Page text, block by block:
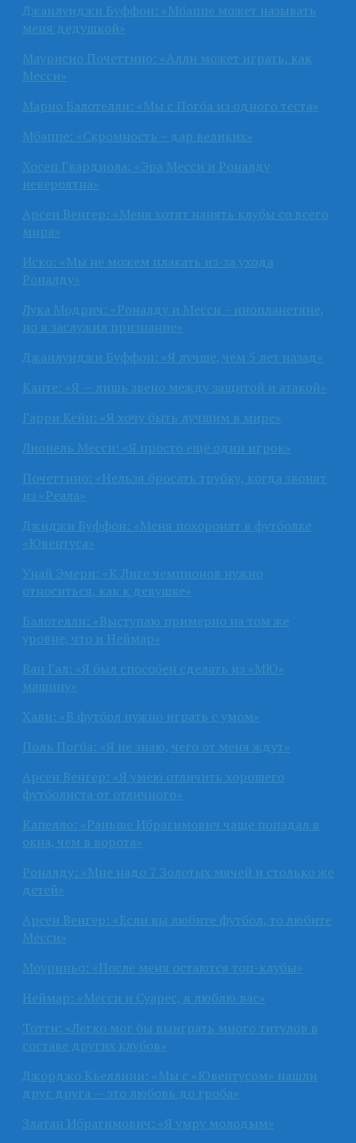
Джанлуиджи Буффон: «Мбаппе может называть
меня дедушкой»
Маурисио Почеттино: «Алли может играть, как
Месси»
Марио Балотелли: «Мы с Погба из одного теста»
Мбаппе: «Скромность – дар великих»
Хосеп Гвардиола: «Эра Месси и Роналду
невероятна»
Арсен Венгер: «Меня хотят нанять клубы со всего
мира»
Иско: «Мы не можем плакать из-за ухода
Роналду»
Лука Модрич: «Роналду и Месси – инопланетяне,
но я заслужил признание»
Джанлуиджи Буффон: «Я лучше, чем 5 лет назад»
Канте: «Я — лишь звено между защитой и атакой»
Гарри Кейн: «Я хочу быть лучшим в мире»
Лионель Месси: «Я просто ещё один игрок»
Почеттино: «Нельзя бросать трубку, когда звонят
из «Реала»
Джиджи Буффон: «Меня похоронят в футболке
«Ювентуса»
Унай Эмери: «К Лиге чемпионов нужно
относиться, как к девушке»
Балотелли: «Выступаю примерно на том же
уровне, что и Неймар»
Ван Гал: «Я был способен сделать из «МЮ»
машину»
Хави: «В футбол нужно играть с умом»
Поль Погба: «Я не знаю, чего от меня ждут»
Арсен Венгер: «Я умею отличить хорошего
футболиста от отличного»
Капелло: «Раньше Ибрагимович чаще попадал в
окна, чем в ворота»
Роналду: «Мне надо 7 Золотых мячей и столько же
детей»
Арсен Венгер: «Если вы любите футбол, то любите
Месси»
Моуриньо: «После меня остаются топ-клубы»
Неймар: «Месси и Суарес, я люблю вас»
Тотти: «Легко мог бы выиграть много титулов в
составе других клубов»
Джорджо Кьеллини: «Мы с «Ювентусом» нашли
друг друга — это любовь до гроба»
Златан Ибрагимович: «Я умру молодым»